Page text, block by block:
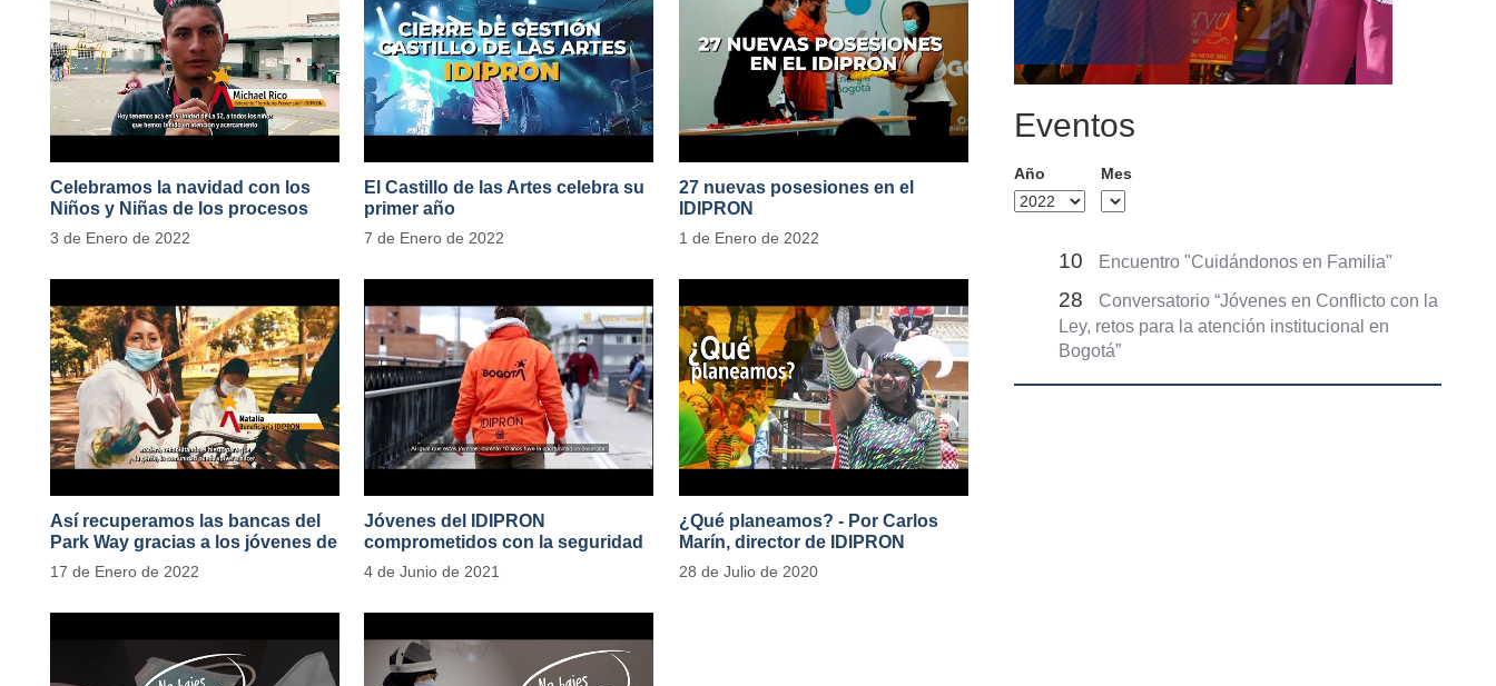
Celebramos la navidad con los
Niños y Niñas de los procesos
territoriales
3 de Enero de 2022
El Castillo de las Artes celebra su
primer año
7 de Enero de 2022
27 nuevas posesiones en el
IDIPRON
1 de Enero de 2022
Así recuperamos las bancas del
Park Way gracias a los jóvenes de
Cultura Ciudadana
17 de Enero de 2022
Jóvenes del IDIPRON
comprometidos con la seguridad
en el Transporte Público
4 de Junio de 2021
¿Qué planeamos? - Por Carlos
Marín, director de IDIPRON
28 de Julio de 2020
Eventos
Año Mes
10 Encuentro "Cuidándonos en Familia"
28
Conversatorio “Jóvenes en Conflicto con la
Ley, retos para la atención institucional en
Bogotá”